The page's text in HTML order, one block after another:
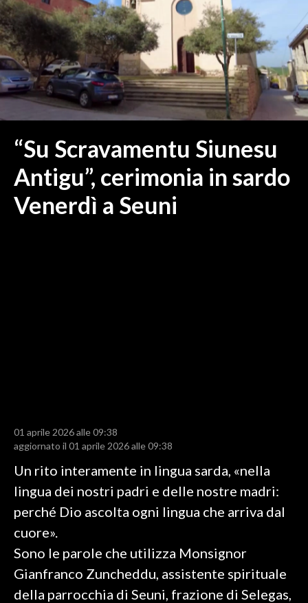
MEDIO CAMPIDANO
ORISTANO E PROVINCIA
SASSARI E PROVINCIA
GALLURA
NUORO E PROVINCIA
OGLIASTRA
ITALIA
MONDO
RISULTATI E CLASSIFICHE
CALCIO REGIONALE
BASKET
VOLLEY
MOTORI
TENNIS
ALTRI SPORT
“Su Scravamentu Siunesu
Antigu”, cerimonia in sardo
Venerdì a Seuni
01 aprile 2026 alle 09:38
aggiornato il 01 aprile 2026 alle 09:38
Un rito interamente in lingua sarda, «nella
lingua dei nostri padri e delle nostre madri:
perché Dio ascolta ogni lingua che arriva dal
cuore».
Sono le parole che utilizza Monsignor
Gianfranco Zuncheddu, assistente spirituale
della parrocchia di Seuni, frazione di Selegas,